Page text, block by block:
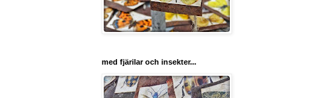
med fjärilar och insekter...